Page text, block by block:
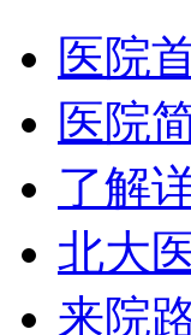
医院
医院
了解
北大
来院